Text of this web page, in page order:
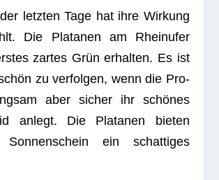
letz­ten Tage hat ihre Wir­kung
Die Pla­ta­nen am Rhein­ufer
zar­tes Grün erhal­ten. Es ist
zu ver­fol­gen, wenn die Pro­
aber sicher ihr schö­nes
anlegt. Die Pla­ta­nen bie­ten
ein schat­ti­ges